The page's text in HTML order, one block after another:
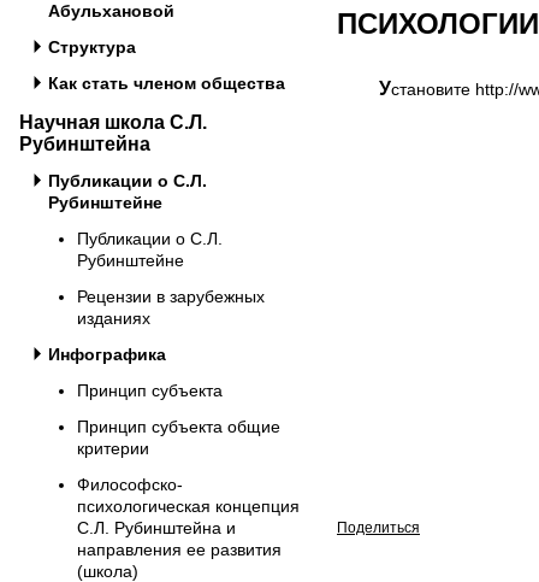
Абульхановой
Структура
Как стать членом общества
Научная школа С.Л.
Рубинштейна
Публикации о С.Л.
Рубинштейне
Публикации о С.Л.
Рубинштейне
Рецензии в зарубежных
изданиях
Инфографика
Принцип субъекта
Принцип субъекта общие
критерии
Философско-
психологическая концепция
С.Л. Рубинштейна и
направления ее развития
(школа)
Установите http://
Поделиться